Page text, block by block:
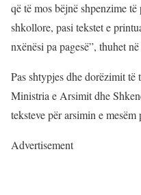
që të mos bëjnë shpenzime
shkollore, pasi tekstet e
nxënësi pa pagesë”, thuhet
Pas shtypjes dhe dorëzimit
Ministria e Arsimit dhe
teksteve për arsimin e mesëm
Advertisement